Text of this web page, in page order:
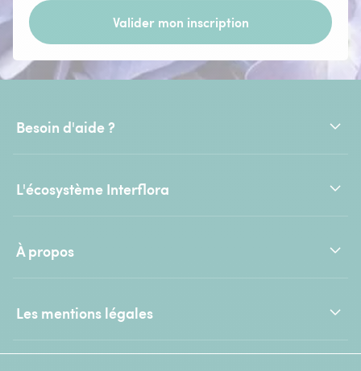
Valider mon inscription
Besoin d'aide ?
L'écosystème Interflora
À propos
Les mentions légales